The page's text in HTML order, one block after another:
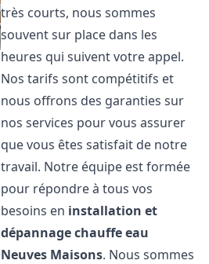
très courts, nous sommes
souvent sur place dans les
heures qui suivent votre appel.
Nos tarifs sont compétitifs et
nous offrons des garanties sur
nos services pour vous assurer
que vous êtes satisfait de notre
travail. Notre équipe est formée
pour répondre à tous vos
besoins en installation et
dépannage chauffe eau
Neuves Maisons. Nous sommes